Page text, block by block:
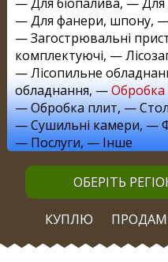
—Для фанери, шпону,
—Загострювальні
комплектуючі, —
—Лісопильне
обладнання, —Обробка
—Обробка плит, —
—Сушильні камери, —
—Послуги, —Інше
ОБЕРІТЬ
КУПЛЮ ПРОДАМ